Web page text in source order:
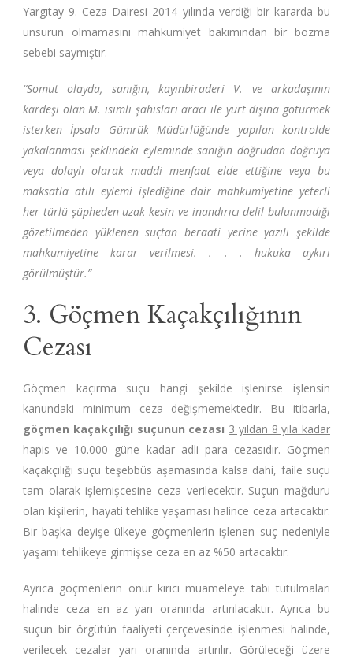
Yargıtay 9. Ceza Dairesi 2014 yılında verdiği bir kararda bu
unsurun olmamasını mahkumiyet bakımından bir bozma
sebebi saymıştır.
“Somut olayda, sanığın, kayınbiraderi V. ve arkadaşının
kardeşi olan M. isimli şahısları aracı ile yurt dışına götürmek
isterken İpsala Gümrük Müdürlüğünde yapılan kontrolde
yakalanması şeklindeki eyleminde sanığın doğrudan doğruya
veya dolaylı olarak maddi menfaat elde ettiğine veya bu
maksatla atılı eylemi işlediğine dair mahkumiyetine yeterli
her türlü şüpheden uzak kesin ve inandırıcı delil bulunmadığı
gözetilmeden yüklenen suçtan beraati yerine yazılı şekilde
mahkumiyetine karar verilmesi. . . . hukuka aykırı
görülmüştür.”
3. Göçmen Kaçakçılığının
Cezası
Göçmen kaçırma suçu hangi şekilde işlenirse işlensin
kanundaki minimum ceza değişmemektedir. Bu itibarla,
göçmen kaçakçılığı suçunun cezası 3 yıldan 8 yıla kadar
hapis ve 10.000 güne kadar adli para cezasıdır. Göçmen
kaçakçılığı suçu teşebbüs aşamasında kalsa dahi, faile suçu
tam olarak işlemişcesine ceza verilecektir. Suçun mağduru
olan kişilerin, hayati tehlike yaşaması halince ceza artacaktır.
Bir başka deyişe ülkeye göçmenlerin işlenen suç nedeniyle
yaşamı tehlikeye girmişse ceza en az %50 artacaktır.
Ayrıca göçmenlerin onur kırıcı muameleye tabi tutulmaları
halinde ceza en az yarı oranında artırılacaktır. Ayrıca bu
suçun bir örgütün faaliyeti çerçevesinde işlenmesi halinde,
verilecek cezalar yarı oranında artırılır. Görüleceği üzere